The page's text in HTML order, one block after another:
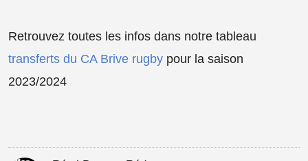
Retrouvez toutes les infos dans notre tableau
transferts du CA Brive rugby pour la saison
2023/2024